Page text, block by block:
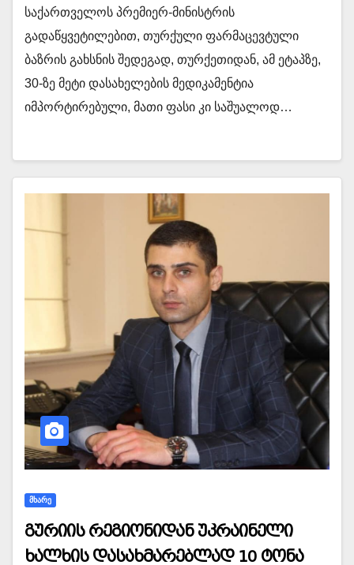
დასახელების მედიკამენტია
იმპორტირებული
საქართველოს პრემიერ-მინისტრის
გადაწყვეტილებით, თურქული ფარმაცევტული
ბაზრის გახსნის შედეგად, თურქეთიდან, ამ ეტაპზე,
30-ზე მეტი დასახელების მედიკამენტია
იმპორტირებული, მათი ფასი კი საშუალოდ…
ᲛᲮᲐᲠᲔ
გურიის რეგიონიდან უკრაინელი
ხალხის დასახმარებლად 10 ტონა